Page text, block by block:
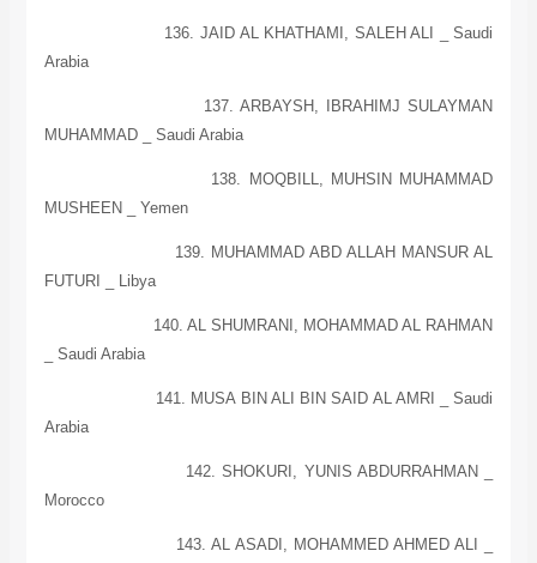
136. JAID AL KHATHAMI, SALEH ALI _Saudi
Arabia
137. ARBAYSH, IBRAHIMJ SULAYMAN
MUHAMMAD _ Saudi Arabia
138. MOQBILL, MUHSIN MUHAMMAD
MUSHEEN _ Yemen
139. MUHAMMAD ABD ALLAH MANSUR AL
FUTURI _
Libya
140. AL SHUMRANI, MOHAMMAD AL RAHMAN
Saudi Arabia
141. MUSA BIN ALI BIN SAID AL AMRI _Saudi
Arabia
142. SHOKURI, YUNIS ABDURRAHMAN _
Morocco
143. AL ASADI, MOHAMMED AHMED ALI _